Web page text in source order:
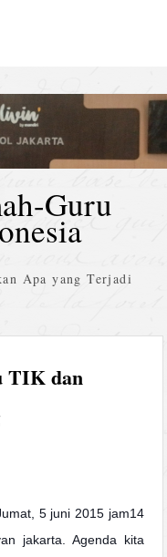
Guru
Apa yang Terjadi
TIK dan
5 juni 2015 jam14
jakarta. Agenda kita